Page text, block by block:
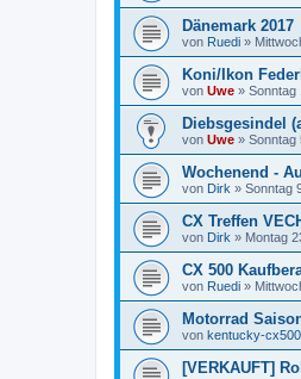
Dänemark 2017
von Ruedi »
Koni/Ikon
von Uwe » Sonntag
Diebsgesindel
von Uwe » Sonntag
Wochenend -
von Dirk » Sonntag
CX Treffen
von Dirk » Montag
CX 500
von Ruedi »
Motorrad
von kentucky-cx500
[VERKAUFT]